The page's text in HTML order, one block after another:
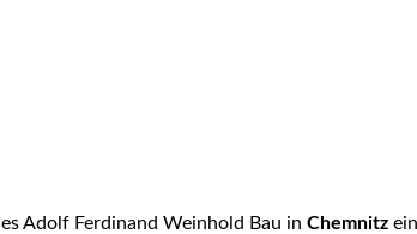
Adolf Ferdinand Weinhold Bau in Chemnitz